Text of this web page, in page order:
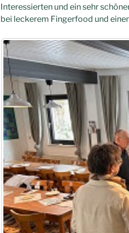
Interessierten und ein sehr
bei leckerem Fingerfood und